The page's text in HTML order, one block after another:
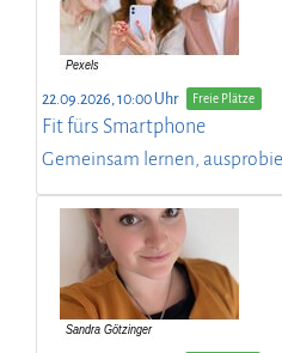
22.09.2026, 10:00 Uhr Freie Plätze
Fit fürs Smartphone
Gemeinsam lernen,